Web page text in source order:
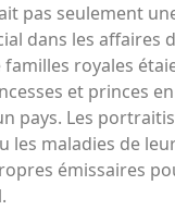
pas seulement
dans les affaires
royales
et princes
pays. Les
maladies de
émissaires